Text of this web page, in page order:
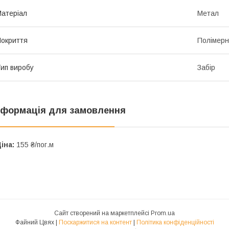
Метал
виробу Забір
для замовлення
155 ₴/пог.м
Сайт створений на маркетплейсі Prom.ua
Файний Цвях | Поскаржитися на контент | Політика конфіденційності